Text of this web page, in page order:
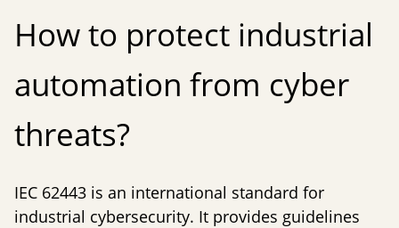
How to protect industrial
automation from cyber
threats?
IEC 62443 is an international standard for
industrial cybersecurity. It provides guidelines